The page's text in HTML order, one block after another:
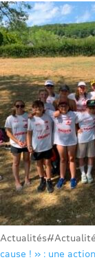
Actualités
cause ! » : une